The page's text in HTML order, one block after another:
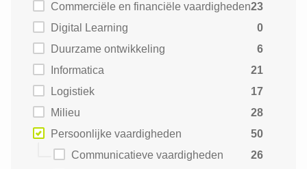
Commerciële en financiële vaardigheden23
Digital Learning
0
Duurzame ontwikkeling
6
Informatica
21
Logistiek
17
Milieu
28
Persoonlijke vaardigheden
50
Communicatieve vaardigheden
26